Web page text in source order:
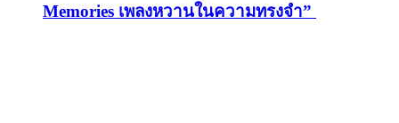
Memories เพลงหวานในความทรงจำ”